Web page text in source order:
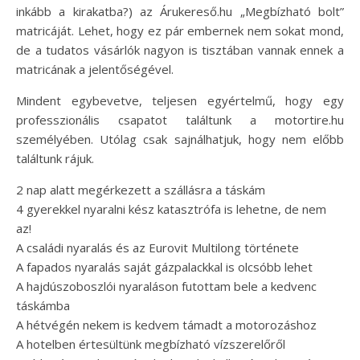
inkább a kirakatba?) az Árukereső.hu „Megbízható bolt”
matricáját. Lehet, hogy ez pár embernek nem sokat mond,
de a tudatos vásárlók nagyon is tisztában vannak ennek a
matricának a jelentőségével.
Mindent egybevetve, teljesen egyértelmű, hogy egy
professzionális csapatot találtunk a motortire.hu
személyében. Utólag csak sajnálhatjuk, hogy nem előbb
találtunk rájuk.
2 nap alatt megérkezett a szállásra a táskám
4 gyerekkel nyaralni kész katasztrófa is lehetne, de nem
az!
A családi nyaralás és az Eurovit Multilong története
A fapados nyaralás saját gázpalackkal is olcsóbb lehet
A hajdúszoboszlói nyaraláson futottam bele a kedvenc
táskámba
A hétvégén nekem is kedvem támadt a motorozáshoz
A hotelben értesültünk megbízható vízszerelőről